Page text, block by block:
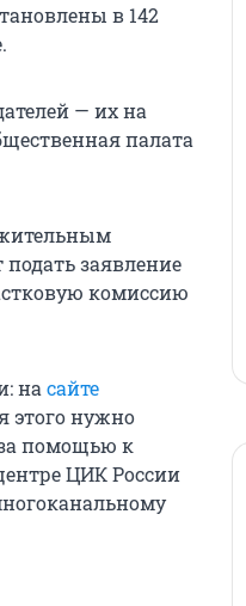
в 142
— их на
палата
заявление
комиссию
на сайте
этого нужно
за помощью к
ЦИК России